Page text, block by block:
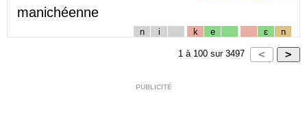
manichéenne
n i k e ɛ n
1 à 100 sur 3497
PUBLICITÉ